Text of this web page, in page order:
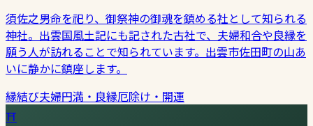
須佐之男命を祀り、御祭神の御魂を鎮める社として知られる
神社。出雲国風土記にも記された古社で、夫婦和合や良縁を
願う人が訪れることで知られています。出雲市佐田町の山あ
いに静かに鎮座します。
縁結び夫婦円満・良縁厄除け・開運
⛩